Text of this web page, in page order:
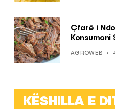
Çfarë i
Konsumoni
AGROWEB
KËSHILLA E